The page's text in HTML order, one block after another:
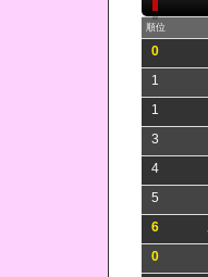
順位
0
1
1
3
4
5
6
0